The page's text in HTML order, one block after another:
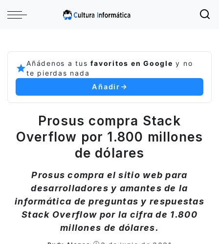
Añádenos a tusfavoritos en Google y no
te pierdas nada
Añadir
Prosus compra Stack
Overflow por 1.800 millones
de dólares
Prosus compra el sitio web para
desarrolladores y amantes de la
informática de preguntas y respuestas
Stack Overflow por la cifra de 1.800
millones de dólares.